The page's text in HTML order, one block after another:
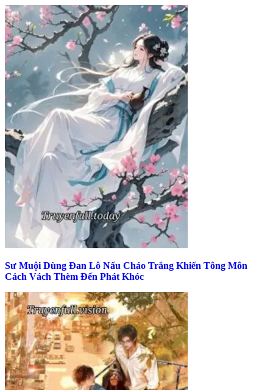
Sư Muội Dùng Đan Lô Nấu Cháo Trắng Khiến Tông Môn
Cách Vách Thèm Đến Phát Khóc